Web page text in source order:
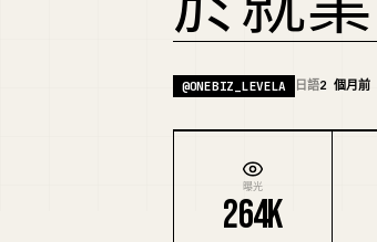
@ONEBIZ_LEVELA 日語2 個月前
曝光
264K